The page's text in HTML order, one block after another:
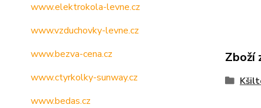
www.elektrokola-levne.cz
www.vzduchovky-levne.cz
www.bezva-cena.cz
www.ctyrkolky-sunway.cz
www.bedas.cz
Zboží